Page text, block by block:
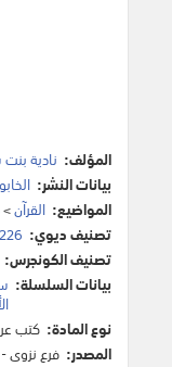
المؤلف: نادية
بيانات النشر:
المواضيع: القرآن>
تصنيف ديوي:
تصنيف الكونجرس:
بيانات السلسلة:
نوع المادة: كتب
المصدر: فرع نزوى